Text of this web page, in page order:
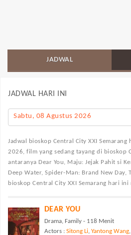
JADWAL
JADWAL HARI INI
Sabtu, 08 Agustus 2026
Jadwal bioskop Central City XXI Semarang
2026, film yang sedang tayang di bioskop
antaranya Dear You, Maju: Jejak Pahit si
Deep Water, Spider-Man: Brand New Day,
bioskop Central City XXI Semarang hari
DEAR YOU
Drama, Family - 118 Menit
Actors : Sitong Li, Yantong Wang,